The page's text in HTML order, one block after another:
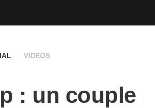
VIDEOS
: un couple